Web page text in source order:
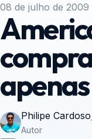
08 de julho de 2009
Philipe Cardoso
Autor